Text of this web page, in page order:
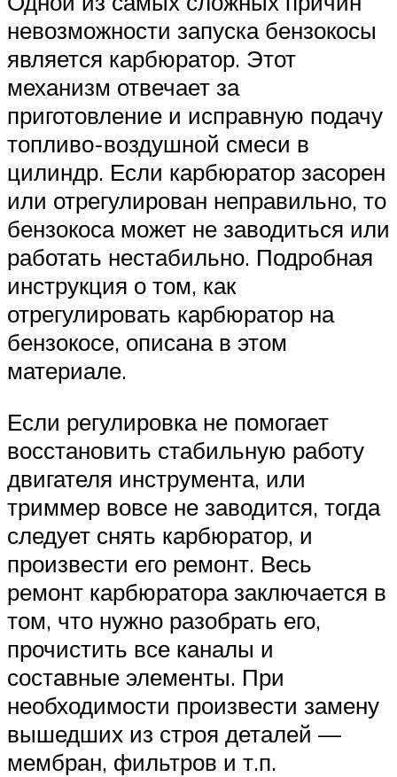
невозможности запуска бензокосы
является карбюратор. Этот
механизм отвечает за
приготовление и исправную подачу
топливо-воздушной смеси в
цилиндр. Если карбюратор засорен
или отрегулирован неправильно, то
бензокоса может не заводиться или
работать нестабильно. Подробная
инструкция о том, как
отрегулировать карбюратор на
бензокосе, описана в этом
материале.
Если регулировка не помогает
восстановить стабильную работу
двигателя инструмента, или
триммер вовсе не заводится, тогда
следует снять карбюратор, и
произвести его ремонт. Весь
ремонт карбюратора заключается в
том, что нужно разобрать его,
прочистить все каналы и
составные элементы. При
необходимости произвести замену
вышедших из строя деталей —
мембран, фильтров и т.п.